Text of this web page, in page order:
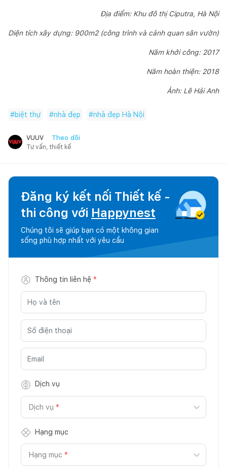
Địa điểm: Khu đô thị Ciputra, Hà Nội
Diện tích xây dựng: 900m2 (công trình và cảnh quan sân vườn)
Năm khởi công: 2017
Năm hoàn thiện: 2018
Ảnh: Lê Hải Anh
#biệt thự #nhà đẹp #nhà đẹp Hà Nội
VUUV Theo dõi
Tư vấn, thiết kế
Đăng ký kết nối Thiết kế -
thi công với Happynest
Chúng tôi sẽ giúp bạn có một không gian
sống phù hợp nhất với yêu cầu
Thông tin liên hệ *
Dịch vụ
Dịch vụ *
Hạng mục
Hạng mục *